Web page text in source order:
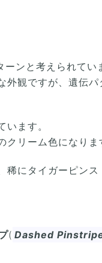
ンと考えられてい
観ですが、遺伝
ます。
リーム色になりま
にタイガーピンス
( Dashed